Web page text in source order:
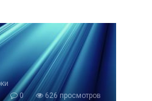
0
626 просмотров